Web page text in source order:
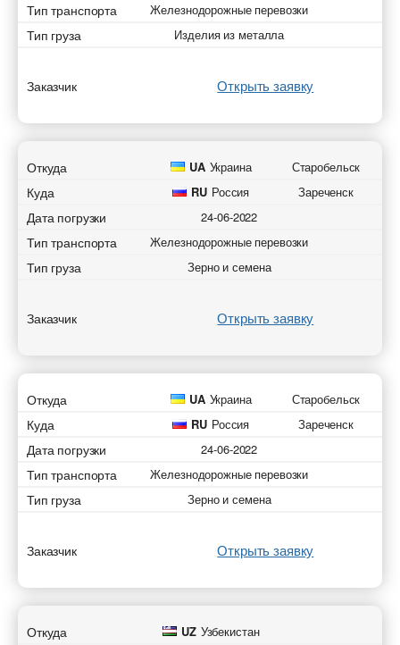
Тип транспорта Железнодорожные перевозки
Тип груза Изделия из металла
Заказчик Открыть заявку
Откуда UA Украина Старобельск
Куда RU Россия Зареченск
Дата погрузки 24-06-2022
Тип транспорта Железнодорожные перевозки
Тип груза Зерно и семена
Заказчик Открыть заявку
Откуда UA Украина Старобельск
Куда RU Россия Зареченск
Дата погрузки 24-06-2022
Тип транспорта Железнодорожные перевозки
Тип груза Зерно и семена
Заказчик Открыть заявку
Откуда UZ Узбекистан